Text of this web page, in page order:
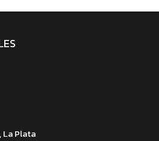
La Plata